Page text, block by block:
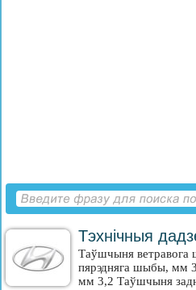
Тэхнічныя
Таўшчыня
пярэдняга шыбы, мм
мм 3,2 Таўшчыня